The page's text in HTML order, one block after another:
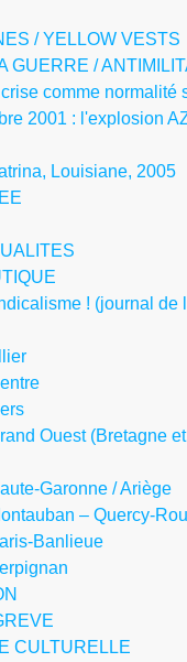
/ YELLOW VESTS
GUERRE /
comme normalité
2001 : l'explosion
Louisiane, 2005
! (journal de
Ouest (Bretagne
Garonne / Ariège
– Quercy-
Banlieue
CULTURELLE